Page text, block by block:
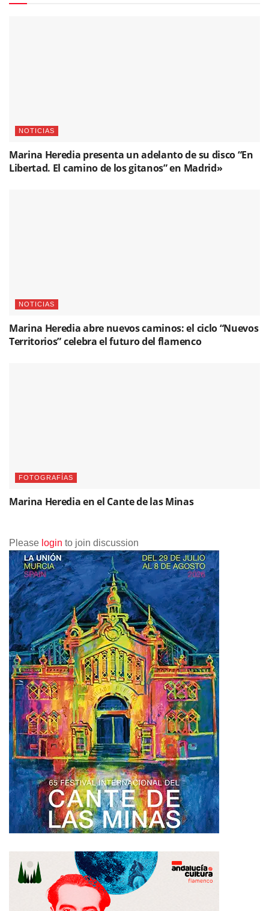
NOTICIAS
Marina Heredia presenta un adelanto de su disco “En
Libertad. El camino de los gitanos” en Madrid»
NOTICIAS
Marina Heredia abre nuevos caminos: el ciclo “Nuevos
Territorios” celebra el futuro del flamenco
FOTOGRAFÍAS
Marina Heredia en el Cante de las Minas
Please login to join discussion